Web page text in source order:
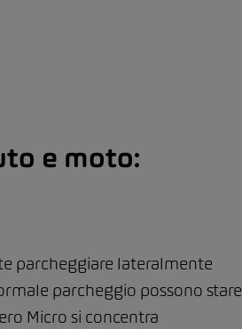
e moto:
parcheggiare lateralmente
parcheggio possono stare
Micro si concentra